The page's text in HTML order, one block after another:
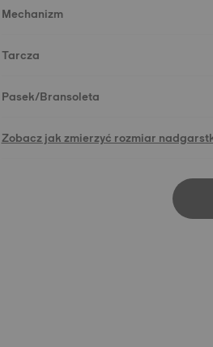
Mechanizm
Tarcza
Pasek/Bransoleta
Zobacz jak zmierzyć rozmiar